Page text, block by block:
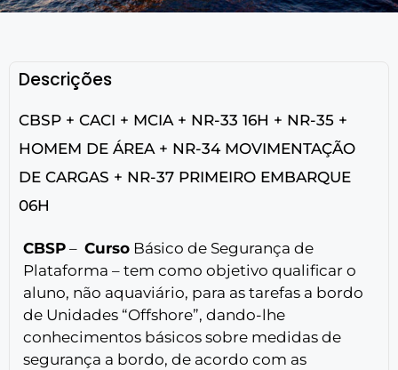
Descrições
CBSP + CACI + MCIA + NR-33 16H + NR-35 +
HOMEM DE ÁREA + NR-34 MOVIMENTAÇÃO
DE CARGAS + NR-37 PRIMEIRO EMBARQUE
06H
CBSP – Curso Básico de Segurança de
Plataforma – tem como objetivo qualificar o
aluno, não aquaviário, para as tarefas a bordo
de Unidades “Offshore”, dando-lhe
conhecimentos básicos sobre medidas de
segurança a bordo, de acordo com as